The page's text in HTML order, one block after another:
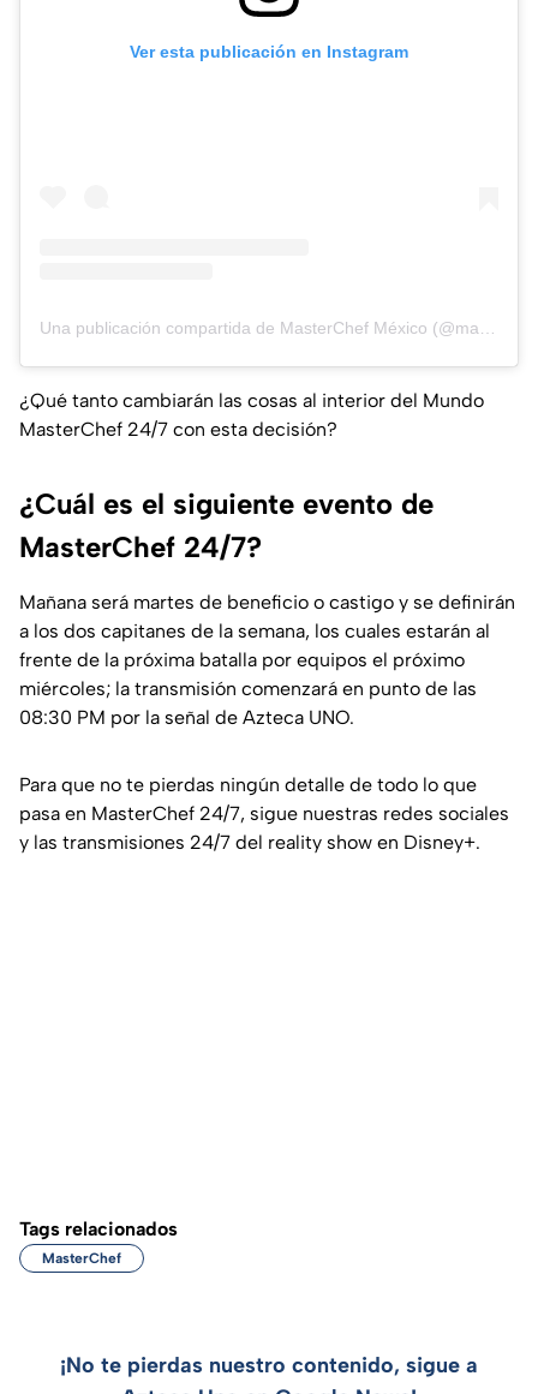
Ver esta publicación en Instagram
¿Qué tanto cambiarán las cosas al interior del Mundo
MasterChef 24/7 con esta decisión?
¿Cuál es el siguiente evento de
MasterChef 24/7?
Mañana será martes de beneficio o castigo y se definirán
a los dos capitanes de la semana, los cuales estarán al
frente de la próxima batalla por equipos el próximo
miércoles; la transmisión comenzará en punto de las
08:30 PM por la señal de Azteca UNO.
Para que no te pierdas ningún detalle de todo lo que
pasa en MasterChef 24/7, sigue nuestras redes sociales
y las transmisiones 24/7 del reality show en Disney+.
Tags relacionados
MasterChef
¡No te pierdas nuestro contenido, sigue a